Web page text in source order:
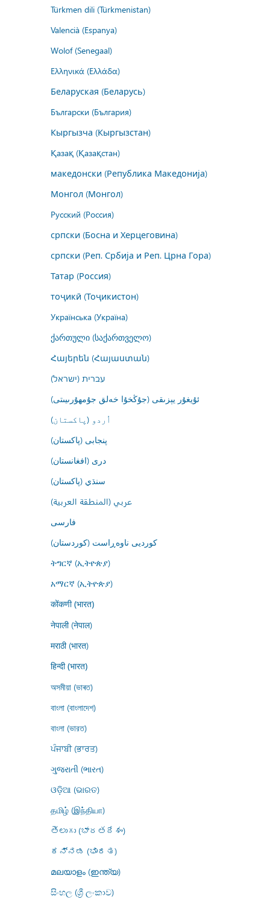
Türkmen dili (Türkmenistan)
Valencià (Espanya)
Wolof (Senegaal)
Ελληνικά (Ελλάδα)
Беларуская (Беларусь)
Български (България)
Кыргызча (Кыргызстан)
Қазақ (Қазақстан)
македонски (Република Македонија)
Монгол (Монгол)
Русский (Россия)
српски (Босна и Херцеговина)
српски (Реп. Србија и Реп. Црна Гора)
Татар (Россия)
тоҷикӣ (Тоҷикистон)
Українська (Україна)
ქართული (საქართველო)
Հայերեն (Հայաստան)
עברית (ישראל)
ئۇيغۇر يېزىقى (جۇڭخۇا خەلق جۇمھۇرىيىتى)
اُردو (پاکستان)
پنجابی (پاکستان)
درى (افغانستان)
سنڌي (پاکستان)
عربي (المنطقة العربية)
فارسى
کوردیی ناوەڕاست (کوردستان)
ትግርኛ (ኢትዮጵያ)
አማርኛ (ኢትዮጵያ)
कोंकणी (भारत)
नेपाली (नेपाल)
मराठी (भारत)
हिन्दी (भारत)
অসমীয়া (ভাৰত)
বাংলা (বাংলাদেশ)
বাংলা (ভারত)
ਪੰਜਾਬੀ (ਭਾਰਤ)
ગુજરાતી (ભારત)
ଓଡ଼ିଆ (ଭାରତ)
தமிழ் (இந்தியா)
తెలుగు (భారతదేశం)
ಕನ್ನಡ (ಭಾರತ)
മലയാളം (ഇന്ത്യ)
සිංහල (ශ්‍රී ලංකාව)